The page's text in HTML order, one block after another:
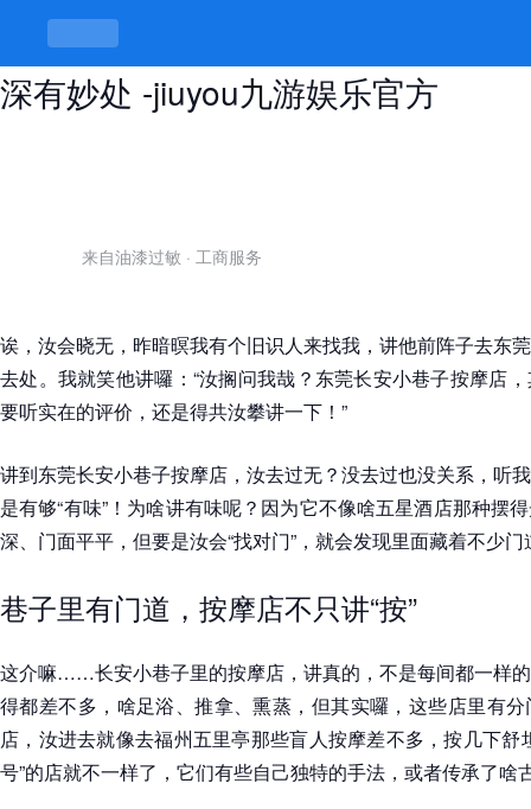
东莞长安小巷子按摩店评价，巷子深
深有妙处 -jiuyou九游娱乐官方
来自油漆过敏 · 工商服务
诶，汝会晓无，昨暗暝我有个旧识人来找我，讲他前阵子去东
去处。我就笑他讲囉：“汝搁问我哉？东莞长安小巷子按摩店
要听实在的评价，还是得共汝攀讲一下！”
讲到东莞长安小巷子按摩店，汝去过无？没去过也没关系，听
是有够“有味”！为啥讲有味呢？因为它不像啥五星酒店那种摆
深、门面平平，但要是汝会“找对门”，就会发现里面藏着不少门
巷子里有门道，按摩店不只讲“按”
这介嘛……长安小巷子里的按摩店，讲真的，不是每间都一样
得都差不多，啥足浴、推拿、熏蒸，但其实囉，这些店里有
店，汝进去就像去福州五里亭那些盲人按摩差不多，按几下舒
号”的店就不一样了，它们有些自己独特的手法，或者传承了啥